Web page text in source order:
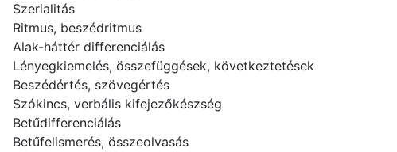
Szerialitás
Ritmus, beszédritmus
Alak-háttér differenciálás
Lényegkiemelés, összefüggések, következtetések
Beszédértés, szövegértés
Szókincs, verbális kifejezőkészség
Betűdifferenciálás
Betűfelismerés, összeolvasás